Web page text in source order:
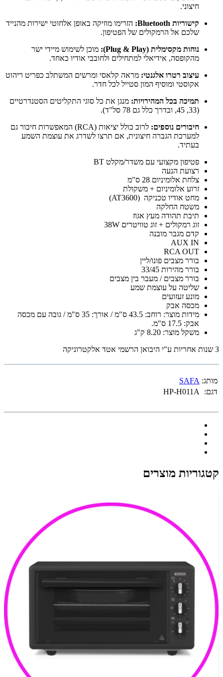
חיצוני.
קישוריות Bluetooth:
הזרימו מוזיקה באופן אלחוטי ישירות מהנייד
שלכם אל הרמקולים של הפטיפון.
נוחות מקסימלית (Plug & Play):
מוכן לשימוש מיידי ישר
מהקופסה, אידיאלי למתחילים ולחובבי אודיו כאחד.
עיצוב רטרו אלגנטי: מראה קלאסי ומרשים המשתלב כפריט ריהוט
אקוסטי ומוסיף המון סטייל לכל חדר.
תמיכה בכל המהירויות: מנגן את כל סוגי התקליטים הסטנדרטיים
(33, 45, ובדרך כלל גם 78 סל"ד).
חיבורים נוספים:
לרוב כולל יציאות (RCA) המאפשרות חיבור גם
למערכת הגברה חיצונית, אם תרצו לשדרג את עוצמת השמע
בעתיד.
פטיפון מקצועי עם משדר/מקלט BT
רצועת הנעה
צלחת אלומיניום 28 ס"מ
זרוע אלומיניום + משקולת
מחט אודיו טכניקה (AT3600)
משטח החלקה
תיבת תהודה מעץ אגוז
זוג רמקולים + זוג טוויטרים 38W
קדם מגבר מובנה
AUX IN
RCA OUT
בורר מצבים פונו/ליין
בורר מהירות 33/45
בורר מצבים / מעבר בין מצבים
שליטה על עוצמת שמע
מונע זעזועים
מכסה אבק
מידות מוצר: רוחב: 43.5 ס"מ / אורך: 35 ס"מ / גובה עם מכסה
אבק: 17.5 ס"מ.
משקל מוצר: 8.20 ק"ג
3 שנות אחריות ע"י היבואן הרשמי אטד אלקטרוניקה
מותג: SAFA
דגם:
HP-H011A
קטגוריות מוצרים